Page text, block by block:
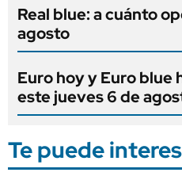
Real blue: a cuánto
agosto
Euro hoy y Euro blue
este jueves 6 de
Te puede